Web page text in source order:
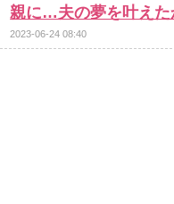
親に…夫の夢を叶えた
2023-06-24 08:40